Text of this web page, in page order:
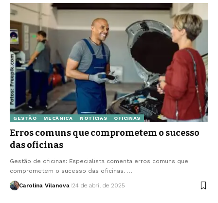
GESTÃO MECÂNICA NOTÍCIAS OFICINAS
Erros comuns que comprometem o sucesso
das oficinas
Gestão de oficinas: Especialista comenta erros comuns que
comprometem o sucesso das oficinas. …
Carolina Vilanova 24 de abril de 2025